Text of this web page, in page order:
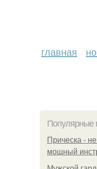
главная
Популярные
Прическа -
мощный